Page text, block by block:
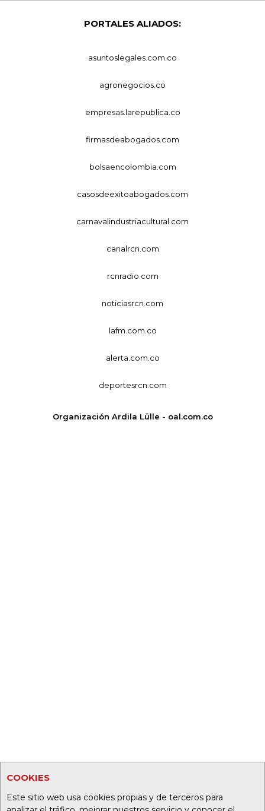
COOKIES
Este sitio web usa cookies propias y de terceros para
PORTALES ALIADOS:
asuntoslegales.com.co
agronegocios.co
empresas.larepublica.co
firmasdeabogados.com
bolsaencolombia.com
casosdeexitoabogados.com
carnavalindustriacultural.com
canalrcn.com
rcnradio.com
noticiasrcn.com
lafm.com.co
alerta.com.co
deportesrcn.com
Organización Ardila Lülle - oal.com.co